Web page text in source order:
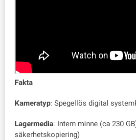
Fakta
Kameratyp: Spegellös digital
Lagermedia: Intern minne (ca 230
säkerhetskopiering)